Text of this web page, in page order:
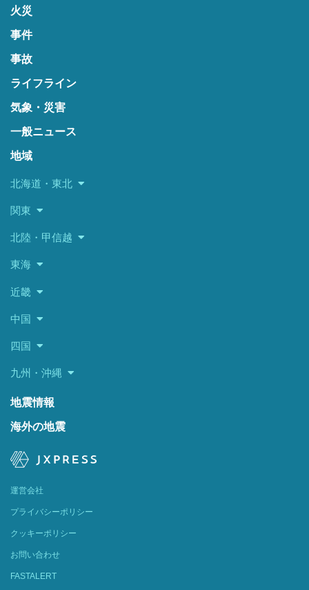
火災
事件
事故
ライフライン
気象・災害
一般ニュース
地域
北海道・東北
関東
北陸・甲信越
東海
近畿
中国
四国
九州・沖縄
地震情報
海外の地震
運営会社
プライバシーポリシー
クッキーポリシー
お問い合わせ
FASTALERT